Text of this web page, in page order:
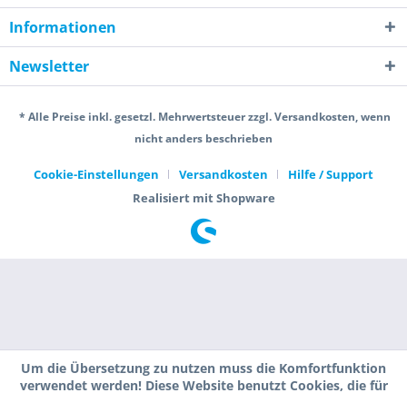
Informationen
Newsletter
* Alle Preise inkl. gesetzl. Mehrwertsteuer zzgl. Versandkosten, wenn
nicht anders beschrieben
Cookie-Einstellungen Versandkosten
Hilfe / Support
Realisiert mit Shopware
Um die Übersetzung zu nutzen muss die Komfortfunktion
verwendet werden! Diese Website benutzt Cookies, die für